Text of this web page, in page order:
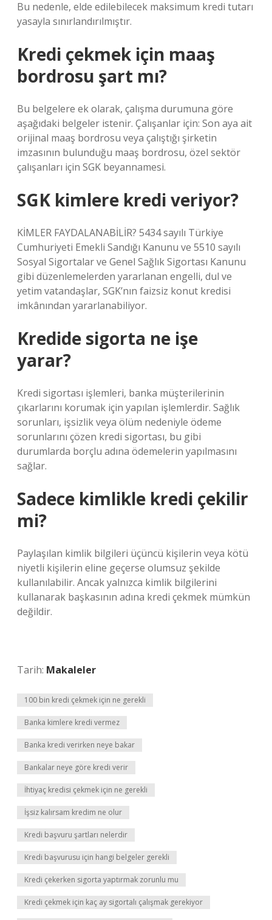
Bu nedenle, elde edilebilecek maksimum kredi tutarı
yasayla sınırlandırılmıştır.
Kredi çekmek için maaş
bordrosu şart mı?
Bu belgelere ek olarak, çalışma durumuna göre
aşağıdaki belgeler istenir. Çalışanlar için: Son aya ait
orijinal maaş bordrosu veya çalıştığı şirketin
imzasının bulunduğu maaş bordrosu, özel sektör
çalışanları için SGK beyannamesi.
SGK kimlere kredi veriyor?
KİMLER FAYDALANABİLİR? 5434 sayılı Türkiye
Cumhuriyeti Emekli Sandığı Kanunu ve 5510 sayılı
Sosyal Sigortalar ve Genel Sağlık Sigortası Kanunu
gibi düzenlemelerden yararlanan engelli, dul ve
yetim vatandaşlar, SGK’nın faizsiz konut kredisi
imkânından yararlanabiliyor.
Kredide sigorta ne işe
yarar?
Kredi sigortası işlemleri, banka müşterilerinin
çıkarlarını korumak için yapılan işlemlerdir. Sağlık
sorunları, işsizlik veya ölüm nedeniyle ödeme
sorunlarını çözen kredi sigortası, bu gibi
durumlarda borçlu adına ödemelerin yapılmasını
sağlar.
Sadece kimlikle kredi çekilir
mi?
Paylaşılan kimlik bilgileri üçüncü kişilerin veya kötü
niyetli kişilerin eline geçerse olumsuz şekilde
kullanılabilir. Ancak yalnızca kimlik bilgilerini
kullanarak başkasının adına kredi çekmek mümkün
değildir.
Tarih: Makaleler
100 bin kredi çekmek için ne gerekli
Banka kimlere kredi vermez
Banka kredi verirken neye bakar
Bankalar neye göre kredi verir
İhtiyaç kredisi çekmek için ne gerekli
İşsiz kalırsam kredim ne olur
Kredi başvuru şartları nelerdir
Kredi başvurusu için hangi belgeler gerekli
Kredi çekerken sigorta yaptırmak zorunlu mu
Kredi çekmek için kaç ay sigortalı çalışmak gerekiyor